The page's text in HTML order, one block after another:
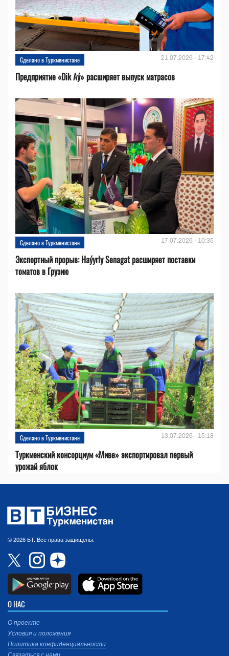
Сделано в Туркменистане 21.07.2026 - 17:42
Предприятие «Dik Aý» расширяет выпуск матрасов
Сделано в Туркменистане 17.07.2026 - 10:35
Экспортный прорыв: Haýyrly Senagat расширяет поставки
томатов в Грузию
Сделано в Туркменистане 13.07.2026 - 15:18
Туркменский консорциум «Миве» экспортировал первый
урожай яблок
© 2026 БТ. Все права защищены.
О НАС
О проекте
Условия и положения
Политика конфиденциальности